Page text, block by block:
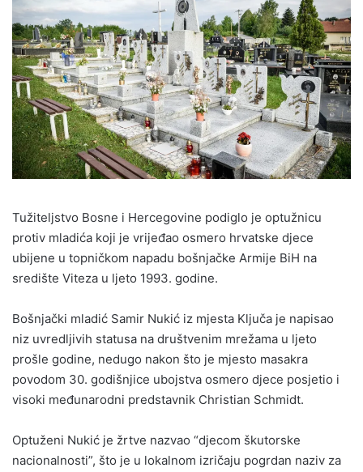
Tužiteljstvo Bosne i Hercegovine podiglo je optužnicu
protiv mladića koji je vrijeđao osmero hrvatske djece
ubijene u topničkom napadu bošnjačke Armije BiH na
središte Viteza u ljeto 1993. godine.
Bošnjački mladić Samir Nukić iz mjesta Ključa je napisao
niz uvredljivih statusa na društvenim mrežama u ljeto
prošle godine, nedugo nakon što je mjesto masakra
povodom 30. godišnjice ubojstva osmero djece posjetio i
visoki međunarodni predstavnik Christian Schmidt.
Optuženi Nukić je žrtve nazvao “djecom škutorske
nacionalnosti”, što je u lokalnom izričaju pogrdan naziv za